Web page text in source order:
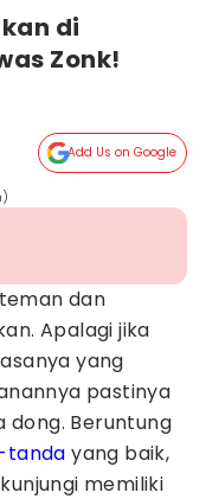
di
Zonk!
Add Us on Google
dan
Apalagi jika
yang
pastinya
dong. Beruntung
tanda yang baik,
memiliki